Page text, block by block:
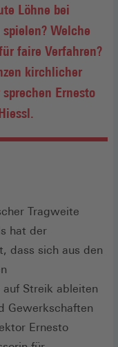
Löhne bei
Welche
faire Verfahren?
kirchlicher
Ernesto
Tragweite
hat der
dass sich aus den
Streik ableiten
Gewerkschaften
Ernesto